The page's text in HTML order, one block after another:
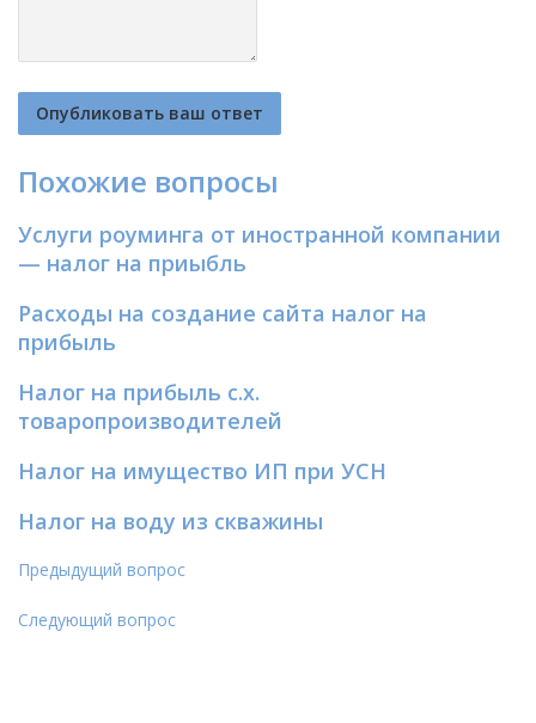
Похожие вопросы
Услуги роуминга от иностранной компании
— налог на приыбль
Расходы на создание сайта налог на
прибыль
Налог на прибыль с.х.
товаропроизводителей
Налог на имущество ИП при УСН
Налог на воду из скважины
Предыдущий вопрос
Следующий вопрос